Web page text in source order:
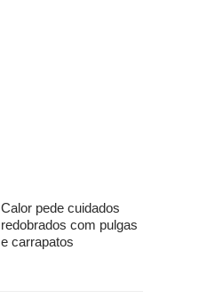
Calor pede cuidados
redobrados com pulgas
e carrapatos